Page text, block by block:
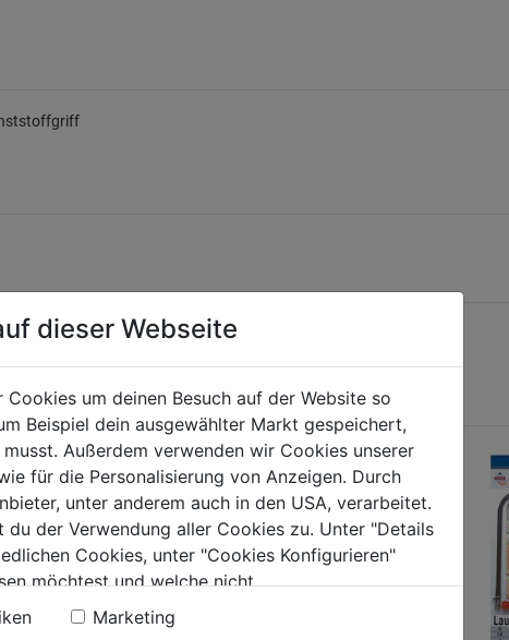
KATEGORIE
dieser Webseite
um deinen Besuch auf der Website so
Beispiel dein ausgewählter Markt gespeichert,
Außerdem verwenden wir Cookies unserer
für die Personalisierung von Anzeigen. Durch
unter anderem auch in den USA, verarbeitet.
der Verwendung aller Cookies zu. Unter "Details
Cookies, unter "Cookies Konfigurieren"
möchtest und welche nicht.
Marketing